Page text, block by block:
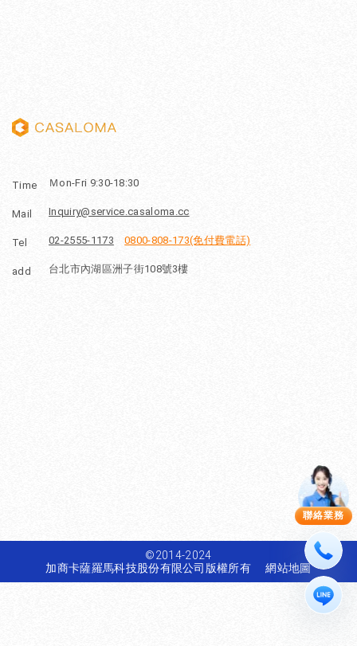
Time Ｍon-Fri 9:30-18:30
Mail Inquiry@service.casaloma.cc
Tel 02-2555-1173 0800-808-173(免付費電話)
add 台北市內湖區洲子街108號3樓
©2014-2024
加商卡薩羅馬科技股份有限公司版權所有
網站地圖
聯絡業務